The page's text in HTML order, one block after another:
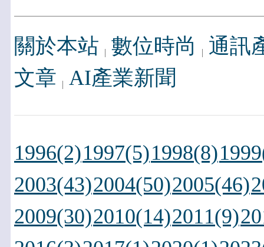
關於本站 數位時尚
通訊
文章 AI產業新聞
1996(2)1997(5)1998(8)
2003(43)2004(50)2005(46)
2009(30)2010(14)2011(9)